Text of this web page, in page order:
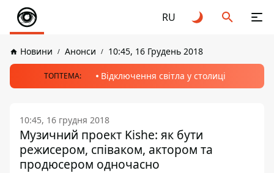
RU
Новини Анонси 10:45, 16 Грудень 2018
ТОПТЕМА: Відключення світла у столиці
10:45, 16 грудня 2018
Музичний проект Kishe: як бути
режисером, співаком, актором та
продюсером одночасно